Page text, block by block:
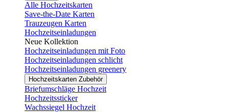
Alle Hochzeitskarten
Save-the-Date Karten
Trauzeugen Karten
Hochzeitseinladungen
Neue Kollektion
Hochzeitseinladungen mit Foto
Hochzeitseinladungen schlicht
Hochzeitseinladungen greenery
Hochzeitskarten Zubehör
Briefumschläge Hochzeit
Hochzeitssticker
Wachssiegel Hochzeit